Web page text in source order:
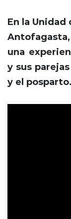
En la
una
y sus
y el posparto.